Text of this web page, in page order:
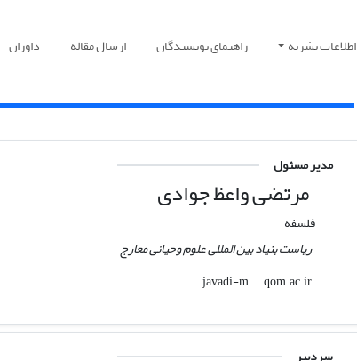
اطلاعات نشریه راهنمای نویسندگان ارسال مقاله داوران
مدیر مسئول
مرتضی واعظ جوادی
فلسفه
ریاست بنیاد بین المللی علوم وحیانی معارج
qom.ac.ir